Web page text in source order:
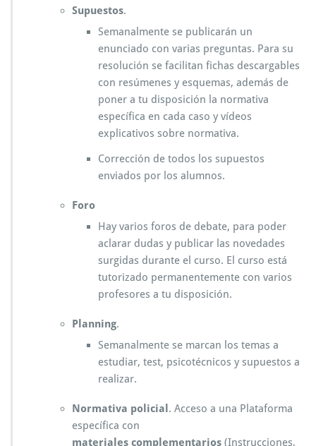
Supuestos.
Semanalmente se publicarán un
enunciado con varias preguntas. Para su
resolución se facilitan fichas descargables
con resúmenes y esquemas, además de
poner a tu disposición la normativa
específica en cada caso y vídeos
explicativos sobre normativa.
Corrección de todos los supuestos
enviados por los alumnos.
Foro
Hay varios foros de debate, para poder
aclarar dudas y publicar las novedades
surgidas durante el curso. El curso está
tutorizado permanentemente con varios
profesores a tu disposición.
Planning.
Semanalmente se marcan los temas a
estudiar, test, psicotécnicos y supuestos a
realizar.
Normativa policial . Acceso a una Plataforma
específica con
materiales complementarios (Instrucciones,